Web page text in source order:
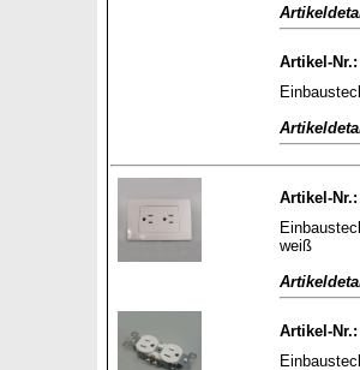
Artikel-Nr.:
Artikel-Nr.:
weiß
Artikel-Nr.: